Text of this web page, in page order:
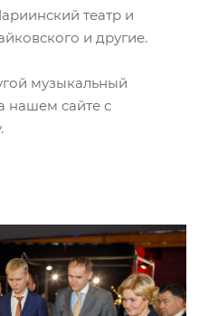
театр и
и другие.
музыкальный
нашем сайте с